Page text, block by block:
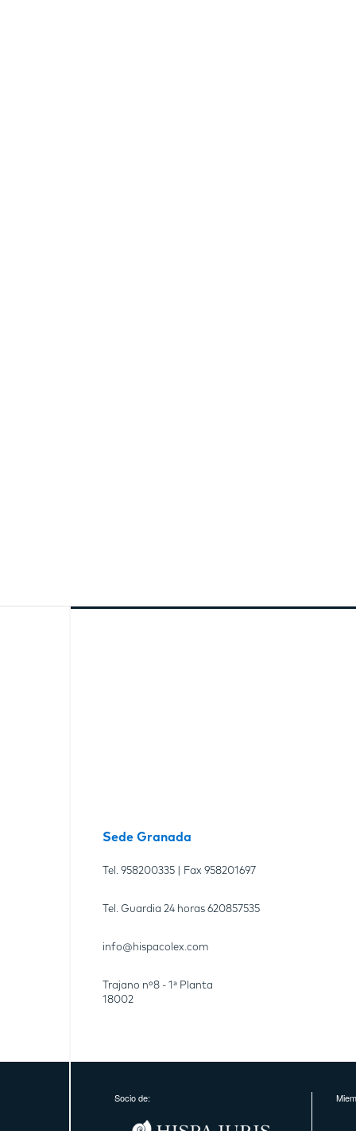
Sede Granada
Tel. 958200335 | Fax 958201697
Tel. Guardia 24 horas 620857535
info@hispacolex.com
Trajano nº8 - 1ª Planta
18002
Socio de: